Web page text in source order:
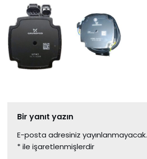
Bir yanıt yazın
E-posta adresiniz yayınlanmayacak.
*ile işaretlenmişlerdir